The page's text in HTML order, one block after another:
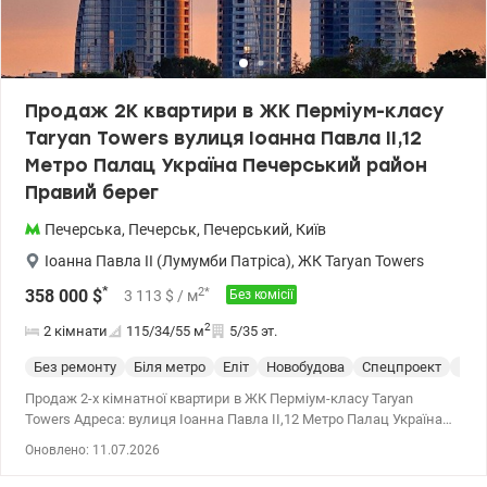
сервісами, бутіками, ресторанами та кафе. Для Taryan Towers
спроектований лайфстайл-курорт TSARSKY, який включає
спортивний зал із зоною спа, саунами, хаммамом, соляною
кімнатою. Родзинка спортивного комплексу 2 басейни:
критий 25-метровий басейн у фітнес-клубі. Великий досвід
допомоги по купівлі квартир за державними програмами,
безготівковий розрахунок: 1) Є-оселя (єОселя), єВідновлення,
Сертифікат, 2) Житло для ВПО та військових (постанова 280 та
інші), Молодіжний кредит Телефонуйте та приходьте на
перегляд. Ціна 458500 у.о. Без комісії 0968144949 Едуард
valion.ua/1148679
Продаж 2К квартири в ЖК Перміум-класу
Taryan Towers вулиця Іоанна Павла II,12
Метро Палац Україна Печерський район
Правий берег
Печерська, Печерськ, Печерський, Київ
Іоанна Павла II (Лумумби Патріса), ЖК Taryan Towers
358 000 $* 3 113 $ / м2* Без комісії
2 кімнати 115/34/55 м2 5/35 эт.
Без ремонту Біля метро Еліт Новобудова Спецпроект
Продаж 2-х кімнатної квартири в ЖК Перміум-класу Taryan
Towers Адреса: вулиця Іоанна Павла II,12 Метро Палац Україна
Оновлено: 11.07.2026